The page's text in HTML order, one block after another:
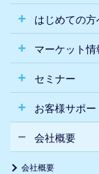
はじめての方
マーケット情
セミナー
お客様サポー
会社概要
会社概要